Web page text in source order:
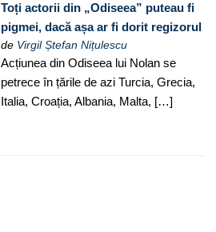
Toți actorii din „Odiseea” puteau fi
pigmei, dacă așa ar fi dorit regizorul
de Virgil Ștefan Nițulescu
Acțiunea din Odiseea lui Nolan se
petrece în țările de azi Turcia, Grecia,
Italia, Croația, Albania, Malta, […]